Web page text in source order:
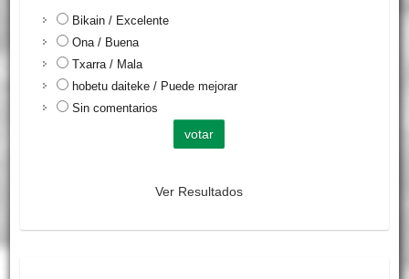
Bikain / Excelente
Ona / Buena
Txarra / Mala
hobetu daiteke / Puede mejorar
Sin comentarios
Ver Resultados